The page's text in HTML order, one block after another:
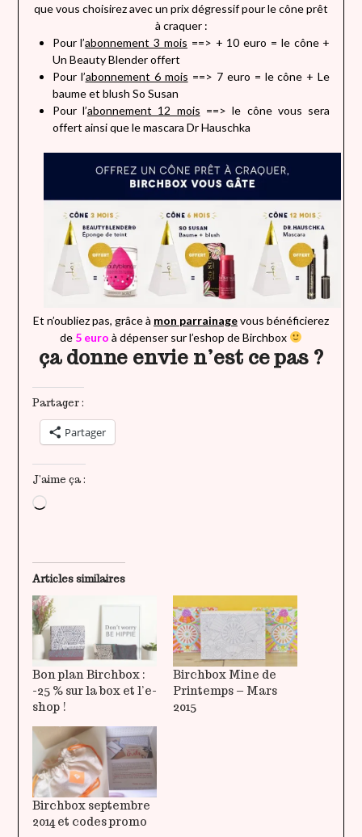
que vous choisirez avec un prix dégressif pour le cône prêt
à craquer :
Pour l’abonnement 3 mois ==> + 10 euro = le cône +
Un Beauty Blender offert
Pour l’abonnement 6 mois ==> 7 euro = le cône + Le
baume et blush So Susan
Pour l’abonnement 12 mois ==> le cône vous sera
offert ainsi que le mascara Dr Hauschka
Et n’oubliez pas, grâce à mon parrainagevous bénéficierez
de 5 euro à dépenser sur l’eshop de Birchbox
ça donne envie n’est ce pas ?
Partager :
Partager
J’aime ça :
Chargement…
Articles similaires
Bon plan Birchbox :
-25 % sur la box et l’e-
shop !
Birchbox Mine de
Printemps – Mars
2015
Birchbox septembre
2014 et codes promo